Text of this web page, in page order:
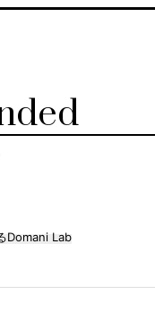
Domani Lab